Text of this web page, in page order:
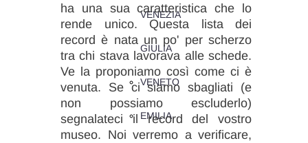
VENEZIA
GIULIA
VENETO
EMILIA
ha una sua caratteristica che lo
rende unico. Questa lista dei
record è nata un po' per scherzo
tra chi stava lavorava alle schede.
Ve la proponiamo così come ci è
venuta. Se ci siamo sbagliati (e
non possiamo escluderlo)
segnalateci il record del vostro
museo. Noi verremo a verificare,